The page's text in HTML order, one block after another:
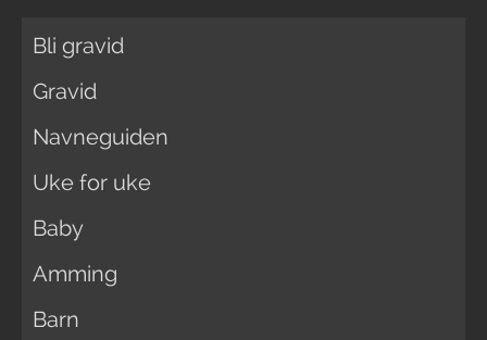
Bli gravid
Gravid
Navneguiden
Uke for uke
Baby
Amming
Barn